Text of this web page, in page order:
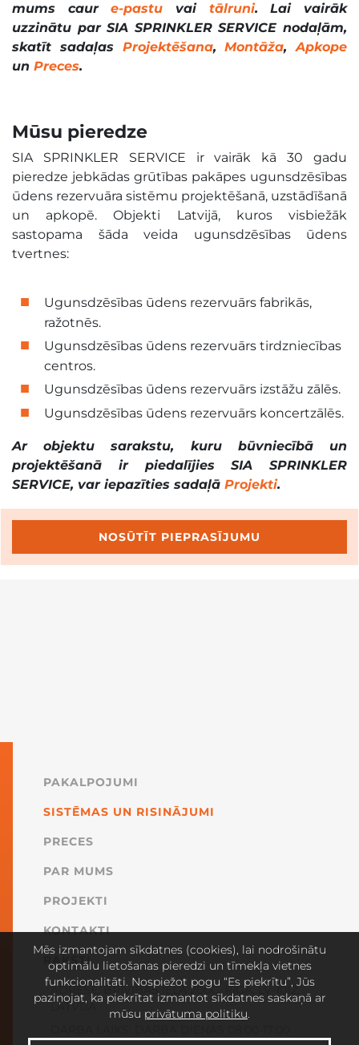
mums caure-pastu vai tālruni. Lai vairāk
uzzinātu par SIA SPRINKLER SERVICE nodaļām,
skatīt sadaļas Projektēšana,Montāža,Apkope
un Preces.
Mūsu pieredze
SIA SPRINKLER SERVICE ir vairāk kā 30 gadu
pieredze jebkādas grūtības pakāpes ugunsdzēsības
ūdens rezervuāra sistēmu projektēšanā, uzstādīšanā
un apkopē. Objekti Latvijā, kuros visbiežāk
sastopama šāda veida ugunsdzēsības ūdens
tvertnes:
Ugunsdzēsības ūdens rezervuārs fabrikās,
ražotnēs.
Ugunsdzēsības ūdens rezervuārs tirdzniecības
centros.
Ugunsdzēsības ūdens rezervuārs izstāžu zālēs.
Ugunsdzēsības ūdens rezervuārs koncertzālēs.
Ar objektu sarakstu, kuru būvniecībā un
projektēšanā ir piedalījies SIA SPRINKLER
SERVICE, var iepazīties sadaļā Projekti.
NOSŪTĪT PIEPRASĪJUMU
PAKALPOJUMI
SISTĒMAS UN RISINĀJUMI
PRECES
PAR MUMS
PROJEKTI
KONTAKTI
RAKSTI
ADRESE: BRĪVĪBAS IELA 200C, RĪGA, LV-1012,
LATVIJA
Mēs izmantojam sīkdatnes (cookies), lai nodrošinātu
optimālu lietošanas pieredzi un tīmekļa vietnes
funkcionalitāti. Nospiežot pogu “Es piekrītu”, Jūs
paziņojat, ka piekrītat izmantot sīkdatnes saskaņā ar
mūsu privātuma politiku